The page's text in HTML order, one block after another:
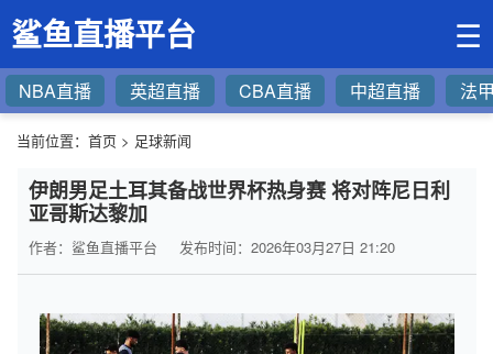
鲨鱼直播平台 ☰
NBA直播 英超直播 CBA直播 中超直播 法
当前位置： 首页 > 足球新闻
伊朗男足土耳其备战世界杯热身赛 将对阵尼日利
亚哥斯达黎加
作者：鲨鱼直播平台 发布时间：2026年03月27日 21:20